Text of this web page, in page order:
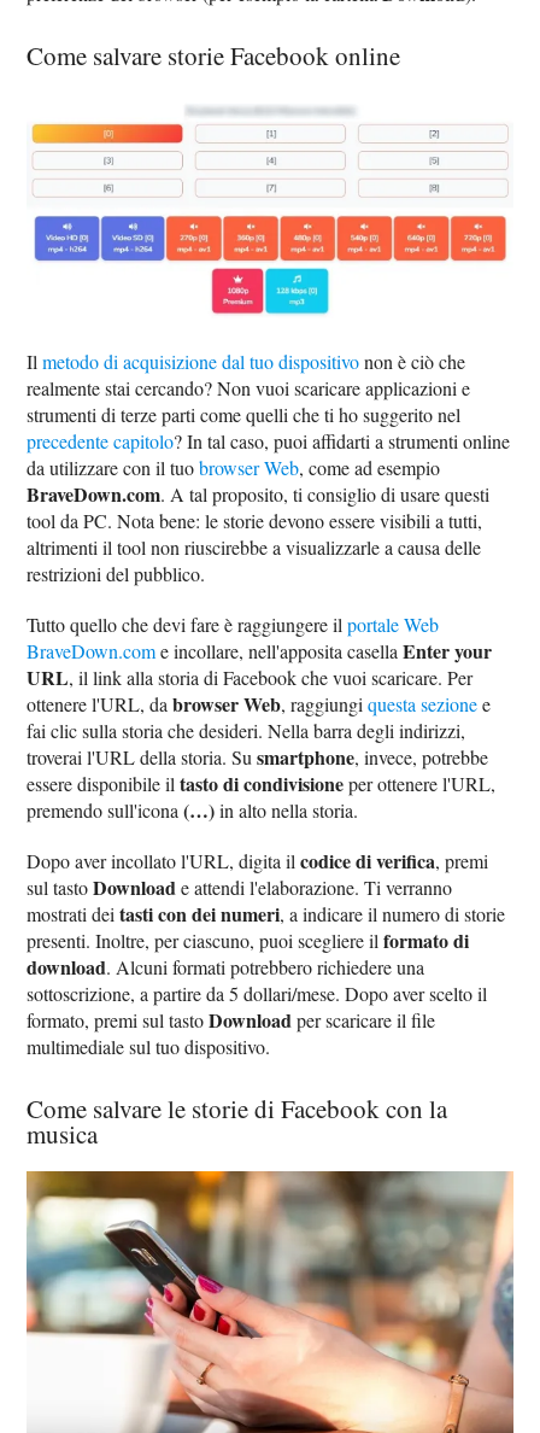
Come salvare storie Facebook online
Ilmetodo di acquisizione dal tuo dispositivonon è ciò che
realmente stai cercando? Non vuoi scaricare applicazioni e
strumenti di terze parti come quelli che ti ho suggerito nel
precedente capitolo? In tal caso, puoi affidarti a strumenti online
da utilizzare con il tuobrowser Web, come ad esempio
BraveDown.com. A tal proposito, ti consiglio di usare questi
tool da PC. Nota bene: le storie devono essere visibili a tutti,
altrimenti il tool non riuscirebbe a visualizzarle a causa delle
restrizioni del pubblico.
Tutto quello che devi fare è raggiungere ilportale Web
BraveDown.come incollare, nell'apposita casellaEnter your
URL, il link alla storia di Facebook che vuoi scaricare. Per
ottenere l'URL, dabrowser Web, raggiungiquesta sezionee
fai clic sulla storia che desideri. Nella barra degli indirizzi,
troverai l'URL della storia. Susmartphone, invece, potrebbe
essere disponibile iltasto di condivisioneper ottenere l'URL,
premendo sull'icona(…)in alto nella storia.
Dopo aver incollato l'URL, digita ilcodice di verifica, premi
sul tastoDownloade attendi l'elaborazione. Ti verranno
mostrati deitasti con dei numeri, a indicare il numero di storie
presenti. Inoltre, per ciascuno, puoi scegliere ilformato di
download. Alcuni formati potrebbero richiedere una
sottoscrizione, a partire da 5 dollari/mese. Dopo aver scelto il
formato, premi sul tastoDownloadper scaricare il file
multimediale sul tuo dispositivo.
Come salvare le storie di Facebook con la
musica